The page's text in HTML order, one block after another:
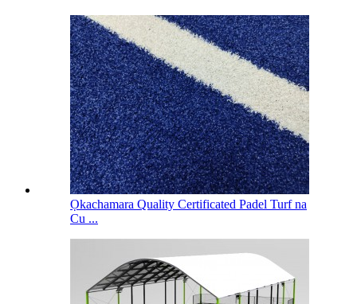
Ọkachamara Quality Certificated Padel Turf na
Cu ...